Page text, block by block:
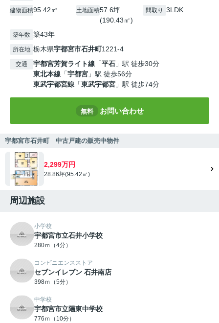
建物面積95.42㎡ 土地面積57.6坪
(190.43㎡)
間取り 3LDK
築年数 築43年
所在地 栃木県宇都宮市石井町1221-4
交通 宇都宮芳賀ライト線 「平石 」駅 徒歩30分
東北本線 「宇都宮 」駅 徒歩56分
東武宇都宮線 「東武宇都宮 」駅 徒歩74分
無料 お問い合わせ
宇都宮市石井町 中古戸建の販売中物件
2,299万円
28.86坪(95.42㎡)
周辺施設
小学校
宇都宮市立石井小学校
280ｍ（4分）
コンビニエンスストア
セブンイレブン 石井南店
398ｍ（5分）
中学校
宇都宮市立陽東中学校
776ｍ（10分）